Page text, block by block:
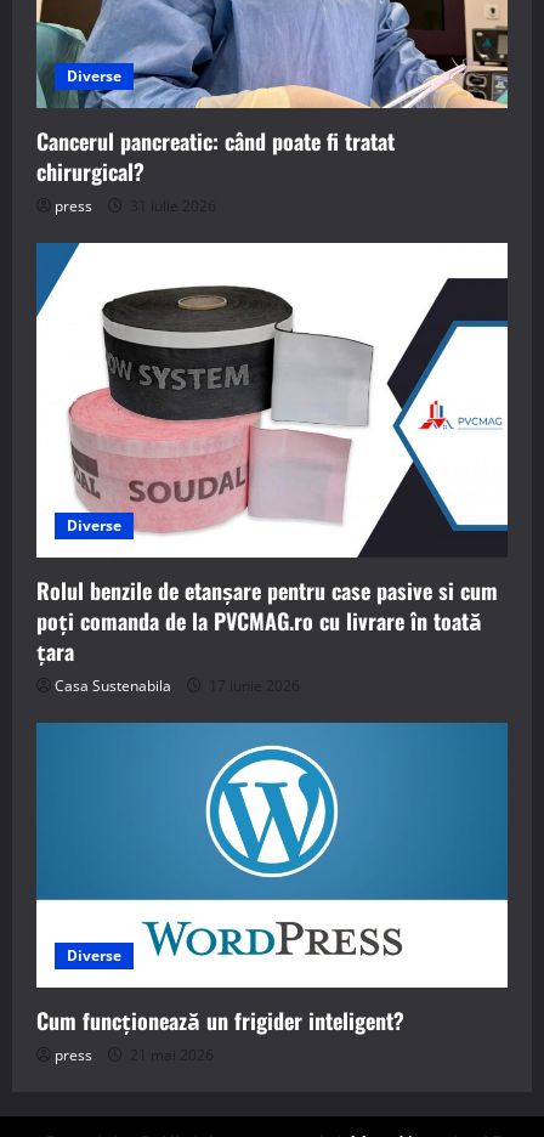
Diverse
Cancerul pancreatic: când poate fi tratat
chirurgical?
press 31 iulie 2026
Diverse
Rolul benzile de etanșare pentru case pasive si cum
poți comanda de la PVCMAG.ro cu livrare în toată
țara
Casa Sustenabila 17 iunie 2026
Diverse
Cum funcționează un frigider inteligent?
press 21 mai 2026